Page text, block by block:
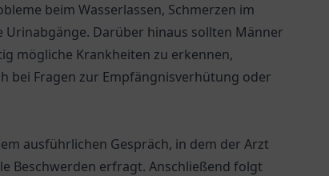
beim Wasserlassen, Schmerzen im
Darüber hinaus sollten Männer
mögliche Krankheiten zu erkennen,
bei Fragen zur Empfängnisverhütung oder
ausführlichen Gespräch, in dem der Arzt
Beschwerden erfragt. Anschließend folgt